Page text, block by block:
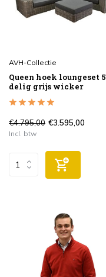
AVH-Collectie
Queen hoek loungeset 5
delig grijs wicker
€4.795,00 €3.595,00
Incl. btw